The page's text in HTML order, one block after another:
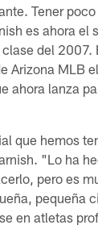
Tener
es ahora el
del 2007.
Arizona MLB
ahora lanza
que hemos
"Lo ha
pero es
pequeña
en atletas